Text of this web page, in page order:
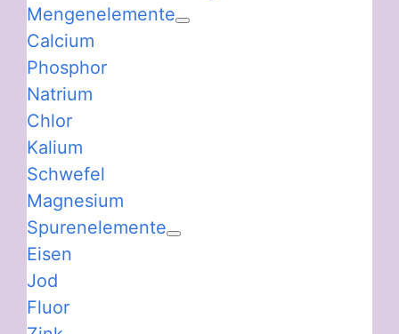
Mengenelemente
Calcium
Phosphor
Natrium
Chlor
Kalium
Schwefel
Magnesium
Spurenelemente
Eisen
Jod
Fluor